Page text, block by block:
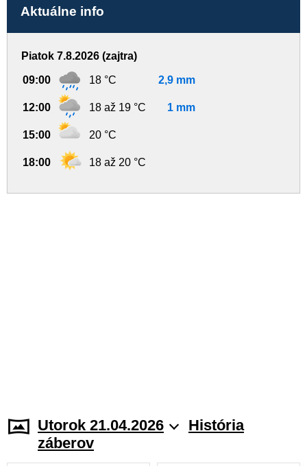
Aktuálne info
Piatok 7.8.2026 (zajtra)
09:00 18 °C 2,9 mm
12:00 18 až 19 °C 1 mm
15:00 20 °C
18:00 18 až 20 °C
Utorok 21.04.2026
História
záberov